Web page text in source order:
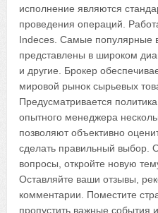
исполнение являются
проведения операций.
Indeces. Самые популярные
представлены в широком
и другие. Брокер
мировой рынок сырьевых
Предусматривается
опытного менеджера
позволяют объективно
сделать правильный выбор.
вопросы, откройте новую
Оставляйте ваши отзывы,
комментарии. Поместите
пропустить важные события